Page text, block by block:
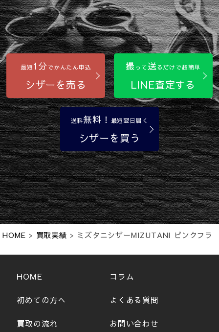
最短1分でかんたん申込
シザーを売る
撮って送るだけで超簡単
LINE査定する
送料無料！ 最短翌日届く
シザーを買う
HOME > 買取実績 > ミズタニシザーMIZUTANI ピンクフラ
HOME
初めての方へ
買取の流れ
コラム
よくある質問
お問い合わせ